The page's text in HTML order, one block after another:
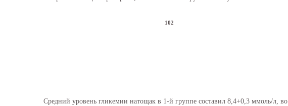
102
Средний уровень гликемии натощак в 1-й группе составил 8,4+0,3 ммоль/л, во